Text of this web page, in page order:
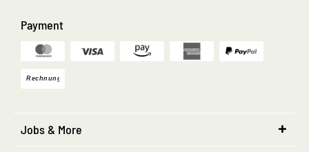
Payment
Jobs & More